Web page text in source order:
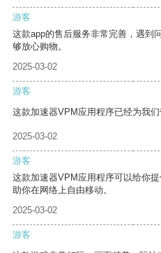
游客
这款app的售后服务非常完善，遇到
够放心购物。
2025-03-02
游客
这款加速器VPM应用程序已经为我们
2025-03-02
游客
这款加速器VPM应用程序可以给你
助你在网络上自由移动。
2025-03-02
游客